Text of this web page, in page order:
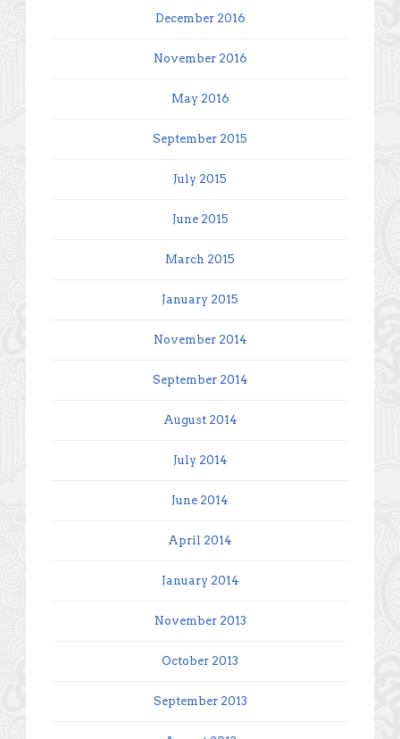
December 2016
November 2016
May 2016
September 2015
July 2015
June 2015
March 2015
January 2015
November 2014
September 2014
August 2014
July 2014
June 2014
April 2014
January 2014
November 2013
October 2013
September 2013